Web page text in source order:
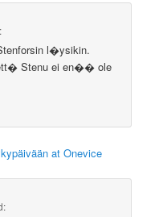
l�ysikin.
Stenu ei en�� ole
at Onevice